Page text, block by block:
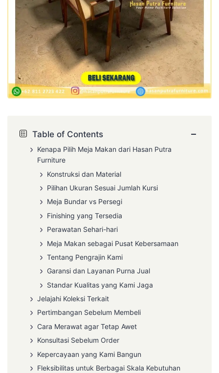
Table of Contents −
Kenapa Pilih Meja Makan dari Hasan Putra
Furniture
Konstruksi dan Material
Pilihan Ukuran Sesuai Jumlah Kursi
Meja Bundar vs Persegi
Finishing yang Tersedia
Perawatan Sehari-hari
Meja Makan sebagai Pusat Kebersamaan
Tentang Pengrajin Kami
Garansi dan Layanan Purna Jual
Standar Kualitas yang Kami Jaga
Jelajahi Koleksi Terkait
Pertimbangan Sebelum Membeli
Cara Merawat agar Tetap Awet
Konsultasi Sebelum Order
Kepercayaan yang Kami Bangun
Fleksibilitas untuk Berbagai Skala Kebutuhan